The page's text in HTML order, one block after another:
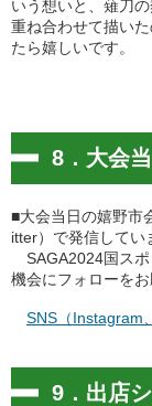
いう想いと、薙刀
重ね合わせて描い
たら嬉しいです。
8．大会
■大会当日の嬉野市
itter）で発信してい
SAGA2024国スポ
機会にフォローをお
SNS（Instagram
9．出店